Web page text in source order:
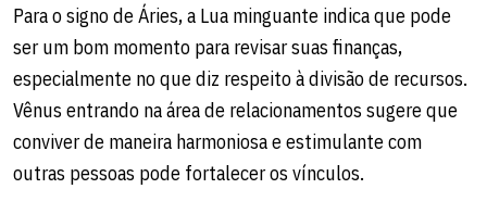
Para o signo de Áries, a Lua minguante indica que pode
ser um bom momento para revisar suas finanças,
especialmente no que diz respeito à divisão de recursos.
Vênus entrando na área de relacionamentos sugere que
conviver de maneira harmoniosa e estimulante com
outras pessoas pode fortalecer os vínculos.